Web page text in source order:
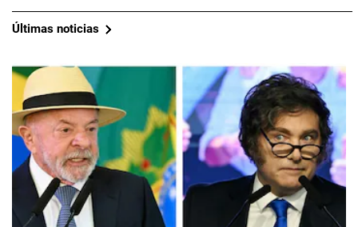
Últimas noticias